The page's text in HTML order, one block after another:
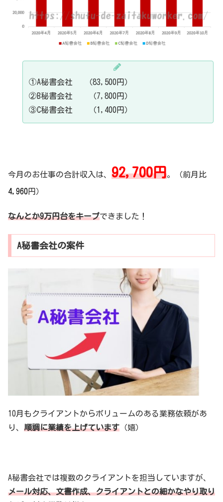
①A秘書会社 （83,500円）
②B秘書会社 （7,800円）
③C秘書会社 （1,400円）
今月のお仕事の合計収入は、 92,700円。（前月比
4,960円）
なんとか9万円台をキープできました！
A秘書会社の案件
10月もクライアントからボリュームのある業務依頼があ
り、 順調に業績を上げています （嬉）
A秘書会社では複数のクライアントを担当していますが、
メール対応、文書作成、クライアントとの細かなやり取り